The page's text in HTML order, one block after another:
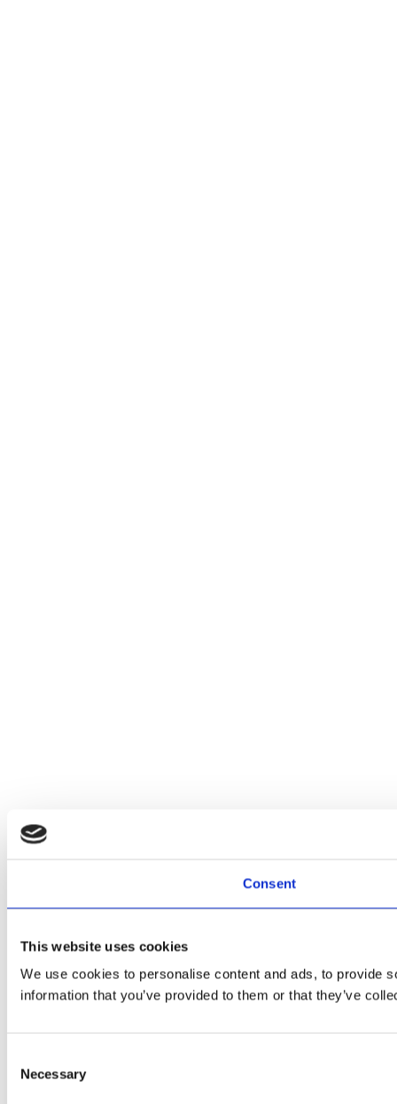
Consent
This website uses cookies
We use cookies to personalise content and ads, to provide
information that you’ve provided to them or that they’ve
Selection
Necessary